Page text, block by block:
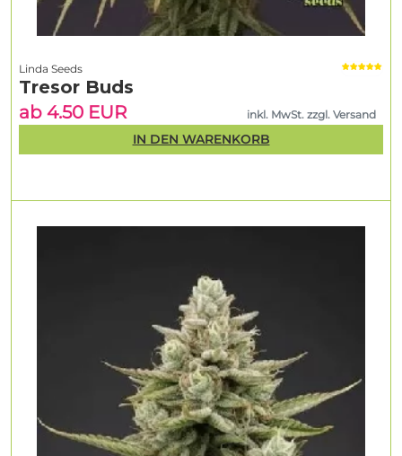
Linda Seeds
Tresor Buds
ab 4.50 EUR
inkl. MwSt. zzgl. Versand
IN DEN WARENKORB